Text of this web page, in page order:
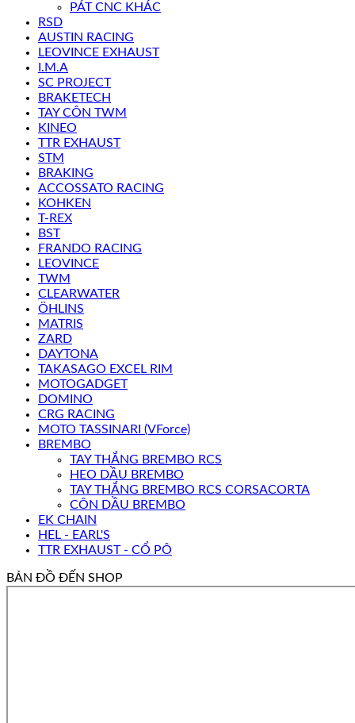
PÁT CNC KHÁC
RSD
AUSTIN RACING
LEOVINCE EXHAUST
I.M.A
SC PROJECT
BRAKETECH
TAY CÔN TWM
KINEO
TTR EXHAUST
STM
BRAKING
ACCOSSATO RACING
KOHKEN
T-REX
BST
FRANDO RACING
LEOVINCE
TWM
CLEARWATER
ÖHLINS
MATRIS
ZARD
DAYTONA
TAKASAGO EXCEL RIM
MOTOGADGET
DOMINO
CRG RACING
MOTO TASSINARI (VForce)
BREMBO
TAY THẮNG BREMBO RCS
HEO DẦU BREMBO
TAY THẮNG BREMBO RCS CORSACORTA
CÔN DẦU BREMBO
EK CHAIN
HEL - EARL'S
TTR EXHAUST - CỔ PÔ
BẢN ĐỒ ĐẾN SHOP